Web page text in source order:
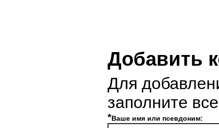
Добавить
Для
заполните
*Ваше имя или псевдоним: